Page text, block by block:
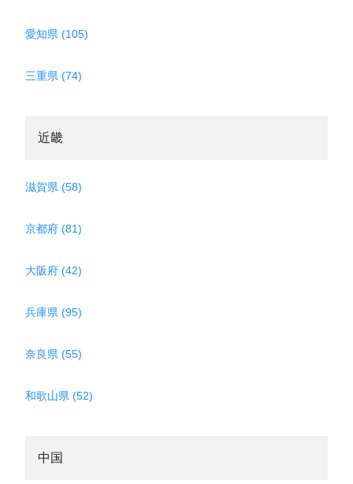
愛知県 (105)
三重県 (74)
近畿
滋賀県 (58)
京都府 (81)
大阪府 (42)
兵庫県 (95)
奈良県 (55)
和歌山県 (52)
中国